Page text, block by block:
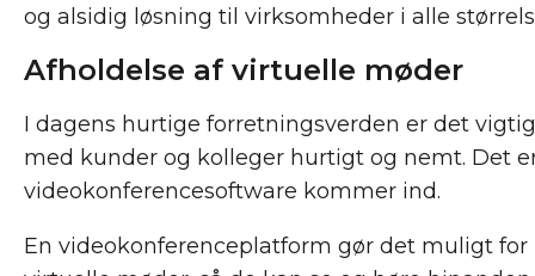
og alsidig løsning til virksomheder i alle
Afholdelse af virtuelle møder
I dagens hurtige forretningsverden er det
med kunder og kolleger hurtigt og nemt. Det
videokonferencesoftware kommer ind.
En videokonferenceplatform gør det muligt